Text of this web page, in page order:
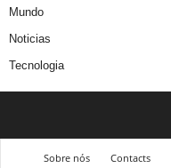
Mundo
Noticias
Tecnologia
Sobre nós Contacts